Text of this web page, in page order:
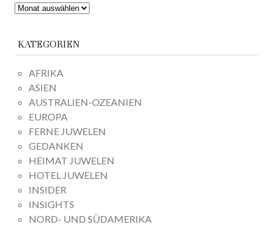
ARCHIV
KATEGORIEN
AFRIKA
ASIEN
AUSTRALIEN-OZEANIEN
EUROPA
FERNE JUWELEN
GEDANKEN
HEIMAT JUWELEN
HOTEL JUWELEN
INSIDER
INSIGHTS
NORD- UND SÜDAMERIKA